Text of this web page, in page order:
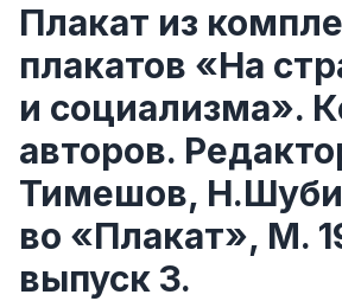
Плакат из
плакатов «На
и социализма».
авторов.
Тимешов,
во «Плакат», М.
выпуск 3.